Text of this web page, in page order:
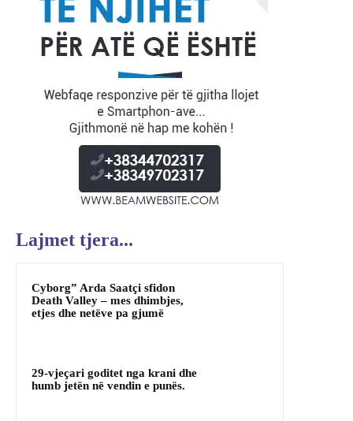
Lajmet tjera...
Cyborg” Arda Saatçi sfidon
Death Valley – mes dhimbjes,
etjes dhe netëve pa gjumë
29-vjeçari goditet nga krani dhe
humb jetën në vendin e punës.